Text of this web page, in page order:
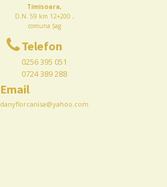
Timisoara,
D.N. 59 km 12+200 ,
comuna Șag
Telefon
0256 395 051
0724 389 288
Email
danyflorcanisa@yahoo.com